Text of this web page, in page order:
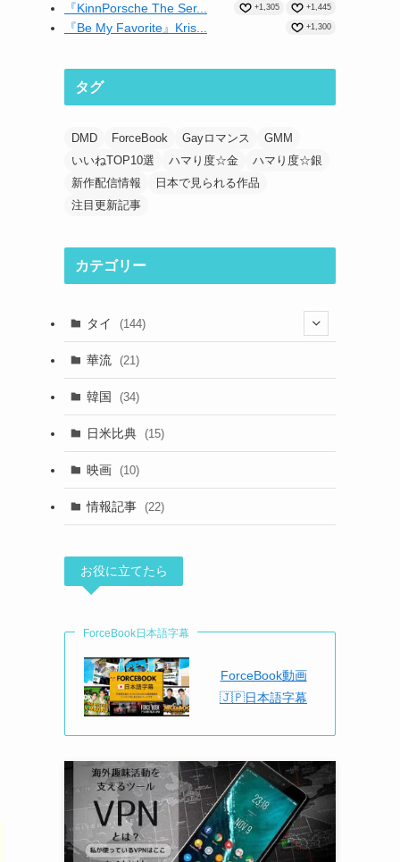
+1,445
『KinnPorsche The Ser... +1,305
『Be My Favorite』Kris... +1,300
タグ
DMD ForceBook Gayロマンス
GMM
いいねTOP10選
ハマり度☆金
ハマり度☆銀
新作配信情報
日本で見られる作品
注目更新記事
カテゴリー
タイ (144)
華流 (21)
韓国 (34)
日米比典 (15)
映画 (10)
情報記事 (22)
お役に立てたら
ForceBook日本語字幕
ForceBook動画
🇯🇵日本語字幕